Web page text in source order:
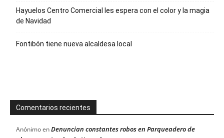
Hayuelos Centro Comercial les espera con el color y la magia
de Navidad
Fontibón tiene nueva alcaldesa local
Comentarios recientes
AnónimoenDenuncian constantes robos en Parqueadero de